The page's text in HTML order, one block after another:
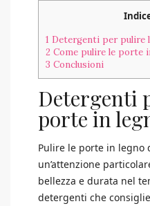
1 Detergenti per pulire
2 Come pulire le porte
3 Conclusioni
Detergenti
porte in
Pulire le porte in legno
un’attenzione
bellezza e durata nel
detergenti che